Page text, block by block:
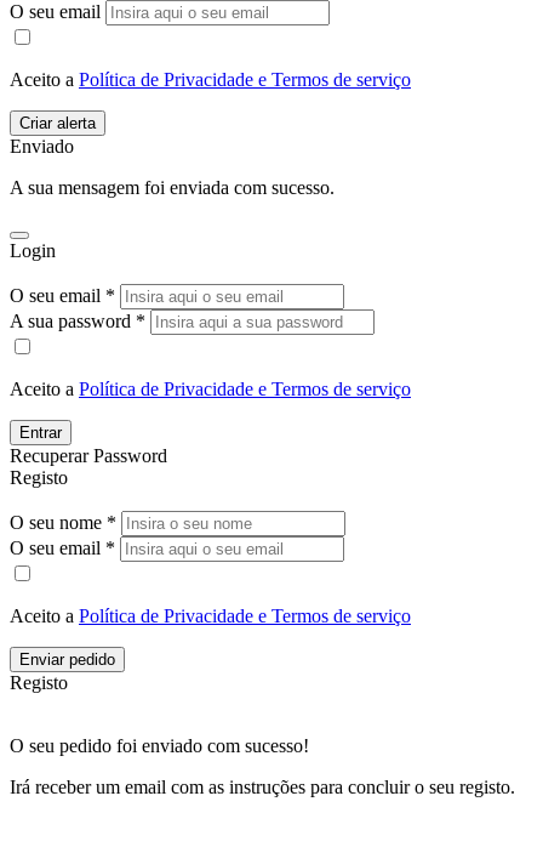
O seu email
Aceito a Política de Privacidade e Termos de serviço
Enviado
A sua mensagem foi enviada com sucesso.
Login
O seu email *
A sua password *
Aceito a Política de Privacidade e Termos de serviço
Entrar
Recuperar Password
Registo
O seu nome *
O seu email *
Aceito a Política de Privacidade e Termos de serviço
Enviar pedido
Registo
O seu pedido foi enviado com sucesso!
Irá receber um email com as instruções para concluir o seu registo.